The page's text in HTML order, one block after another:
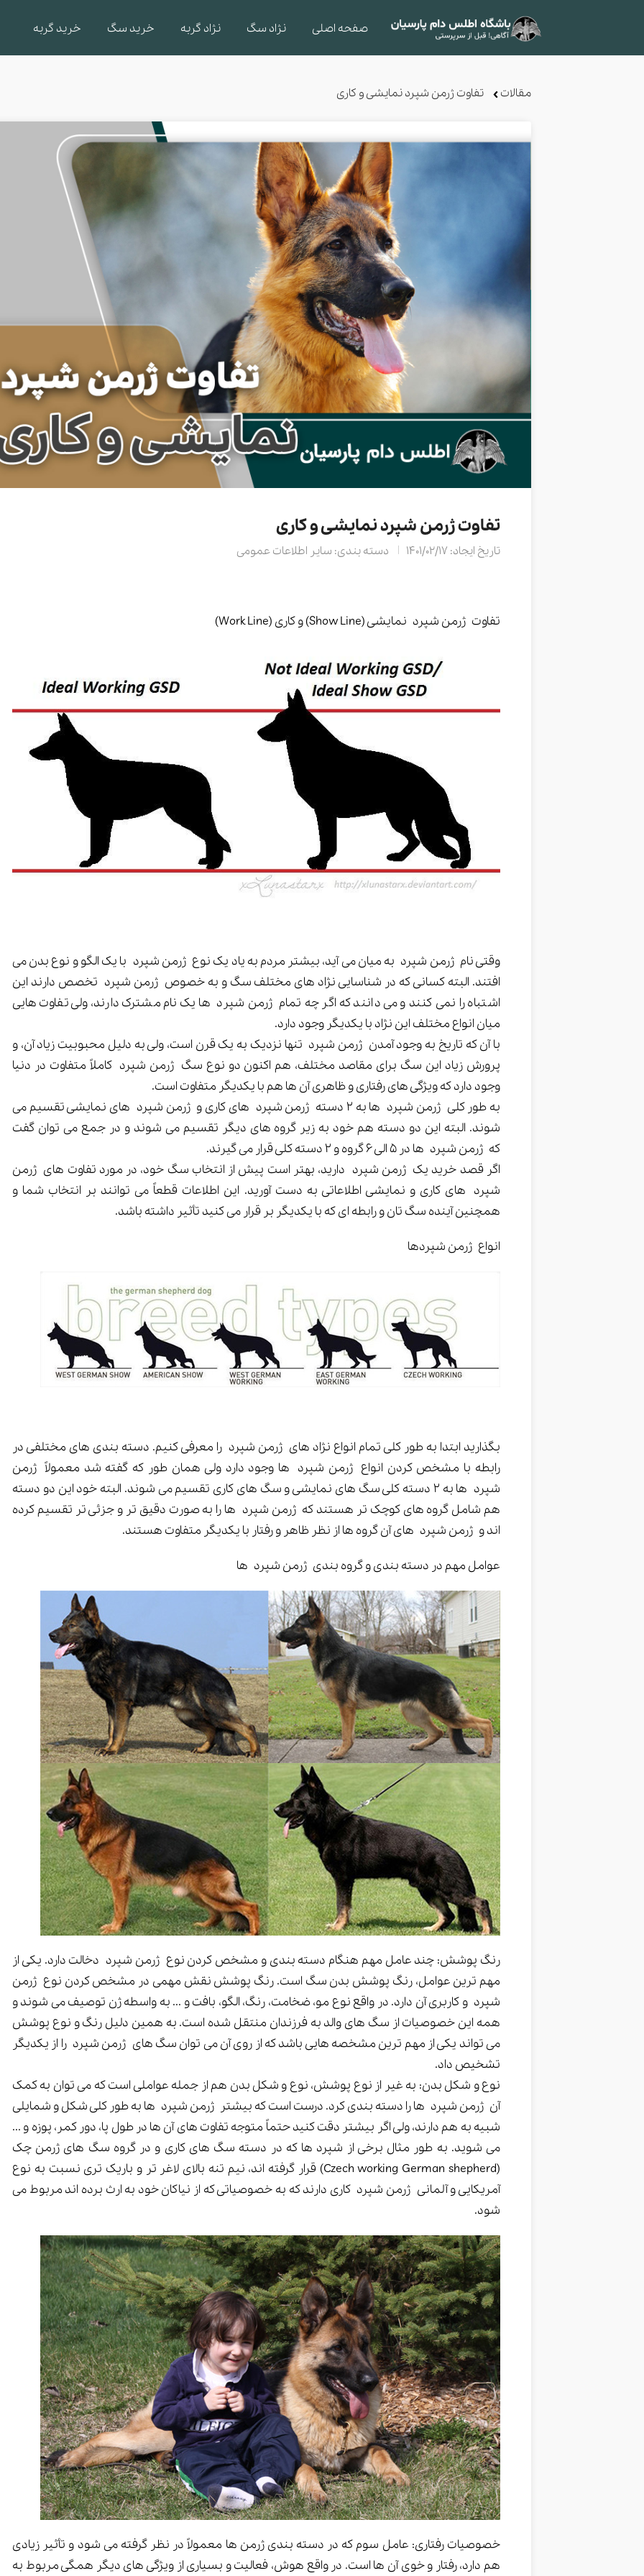
صفحه اصلی نژاد سگ نژاد گربه خرید سگ خرید گربه
مقالات تفاوت ژرمن شپرد نمایشی و کاری
تفاوت ژرمن شپرد نمایشی و کاری
تاریخ ایجاد: 1401/02/17 دسته بندی: سایر اطلاعات عمومی
تفاوت ژرمن شپرد نمایشی (Show Line) و کاری (Work Line)
وقتی نام ژرمن شپرد به میان می آید، بیشتر مردم به یاد یک نوع ژرمن شپرد با یک الگو و نوع بدن می
افتند. البته کسانی که در شناسایی نژاد های مختلف سگ و به خصوص ژرمن شپرد تخصص دارند این
اشتباه را نمی کنند و می دانند که اگر چه تمام ژرمن شپرد ها یک نام مشترک دارند، ولی تفاوت هایی
میان انواع مختلف این نژاد با یکدیگر وجود دارد.
با آن که تاریخ به وجود آمدن ژرمن شپرد تنها نزدیک به یک قرن است، ولی به دلیل محبوبیت زیاد آن، و
پرورش زیاد این سگ برای مقاصد مختلف، هم اکنون دو نوع سگ ژرمن شپرد کاملاً متفاوت در دنیا
وجود دارد که ویژگی های رفتاری و ظاهری آن ها هم با یکدیگر متفاوت است.
به طور کلی ژرمن شپرد ها به 2 دسته ژرمن شپرد های کاری و ژرمن شپرد های نمایشی تقسیم می
شوند. البته این دو دسته هم خود به زیر گروه های دیگر تقسیم می شوند و در جمع می توان گفت
که ژرمن شپرد ها در 5 الی 6 گروه و 2 دسته کلی قرار می گیرند.
اگر قصد خرید یک ژرمن شپرد دارید، بهتر است پیش از انتخاب سگ خود، در مورد تفاوت های ژرمن
شپرد های کاری و نمایشی اطلاعاتی به دست آورید. این اطلاعات قطعاً می توانند بر انتخاب شما و
همچنین آینده سگ تان و رابطه ای که با یکدیگر بر قرار می کنید تأثیر داشته باشد.
انواع ژرمن شپردها
بگذارید ابتدا به طور کلی تمام انواع نژاد های ژرمن شپرد را معرفی کنیم. دسته بندی های مختلفی در
رابطه با مشخص کردن انواع ژرمن شپرد ها وجود دارد ولی همان طور که گفته شد معمولاً ژرمن
شپرد ها به 2 دسته کلی سگ های نمایشی و سگ های کاری تقسیم می شوند. البته خود این دو دسته
هم شامل گروه های کوچک تر هستند که ژرمن شپرد ها را به صورت دقیق تر و جزئی تر تقسیم کرده
اند و ژرمن شپرد های آن گروه ها از نظر ظاهر و رفتار با یکدیگر متفاوت هستند.
عوامل مهم در دسته بندی و گروه بندی ژرمن شپرد ها
رنگ پوشش: چند عامل مهم هنگام دسته بندی و مشخص کردن نوع ژرمن شپرد دخالت دارد. یکی از
مهم ترین عوامل، رنگ پوشش بدن سگ است. رنگ پوشش نقش مهمی در مشخص کردن نوع ژرمن
شپرد و کاربری آن دارد. در واقع نوع مو، ضخامت، رنگ، الگو، بافت و ... به واسطه ژن توصیف می شوند و
همه این خصوصیات از سگ های والد به فرزندان منتقل شده است. به همین دلیل رنگ و نوع پوشش
می تواند یکی از مهم ترین مشخصه هایی باشد که از روی آن می توان سگ های ژرمن شپرد را از یکدیگر
تشخیص داد.
نوع و شکل بدن: به غیر از نوع پوشش، نوع و شکل بدن هم از جمله عواملی است که می توان به کمک
آن ژرمن شپرد ها را دسته بندی کرد. درست است که بیشتر ژرمن شپرد ها به طور کلی شکل و شمایلی
شبیه به هم دارند، ولی اگر بیشتر دقت کنید حتماً متوجه تفاوت های آن ها در طول پا، دور کمر، پوزه و ...
می شوید. به طور مثال برخی از شپرد ها که در دسته سگ های کاری و در گروه سگ های ژرمن چک
(Czech working German shepherd) قرار گرفته اند، نیم تنه بالای لاغر تر و باریک تری نسبت به نوع
آمریکایی و آلمانی ژرمن شپرد کاری دارند که به خصوصیاتی که از نیاکان خود به ارث برده اند مربوط می
شود.
خصوصیات رفتاری: عامل سوم که در دسته بندی ژرمن ها معمولاً در نظر گرفته می شود و تأثیر زیادی
هم دارد، رفتار و خوی آن ها است. در واقع هوش، فعالیت و بسیاری از ویژگی های دیگر همگی مربوط به